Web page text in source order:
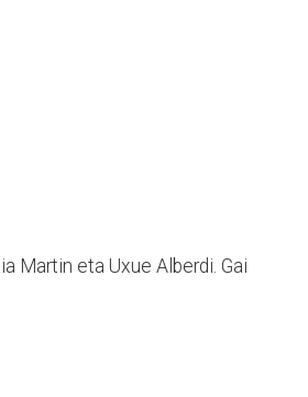
Martin eta Uxue Alberdi. Gai